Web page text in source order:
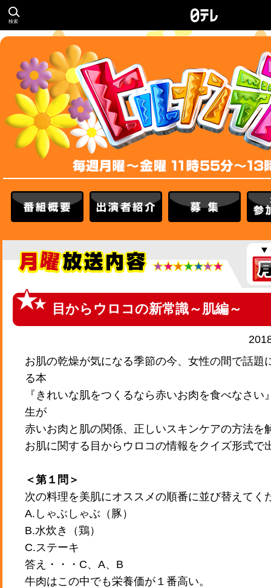
検索
番組概要 出演者紹介 募集
目からウロコの新常識～肌編～
お肌の乾燥が気になる季節の今、女性の間で話題
る本
『きれいな肌をつくるなら赤いお肉を食べなさい
生が
赤いお肉と肌の関係、正しいスキンケアの方法を
お肌に関する目からウロコの情報をクイズ形式で
＜第１問＞
次の料理を美肌にオススメの順番に並び替えてく
A.しゃぶしゃぶ（豚）
B.水炊き（鶏）
C.ステーキ
答え・・・C、A、B
牛肉はこの中でも栄養価が１番高い。